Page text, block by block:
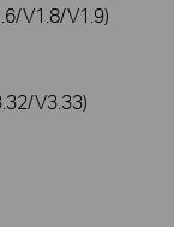
V1.8/V1.9)
V3.33)